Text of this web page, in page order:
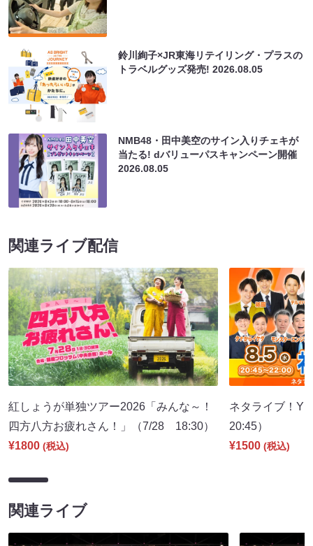
鈴川絢子×JR東海リテイリング・プラスの
トラベルグッズ発売!2026.08.05
NMB48・田中美空のサイン入りチェキが
当たる! dバリューパスキャンペーン開催
2026.08.05
関連ライブ配信
紅しょうが単独ツアー2026「みんな～！
四方八方お疲れさん！」（7/28 18:30）
¥1800 (税込)
ネタライブ！
20:45）
¥1500 (税込)
関連ライブ